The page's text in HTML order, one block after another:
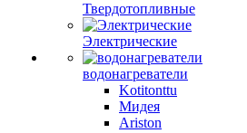
Твердотопливные
Электрические
водонагреватели
Kotitonttu
Мидея
Ariston